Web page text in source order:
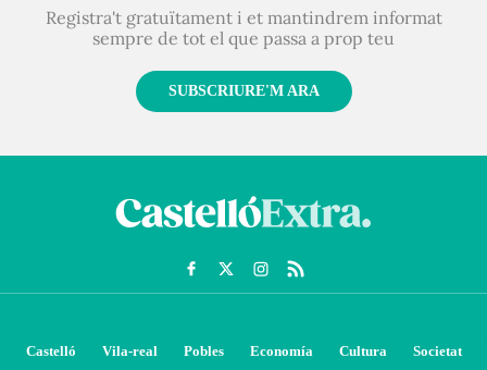
Registra't gratuïtament i et mantindrem informat
sempre de tot el que passa a prop teu
SUBSCRIURE'M ARA
Castelló Vila-real Pobles Economía Cultura
Societat